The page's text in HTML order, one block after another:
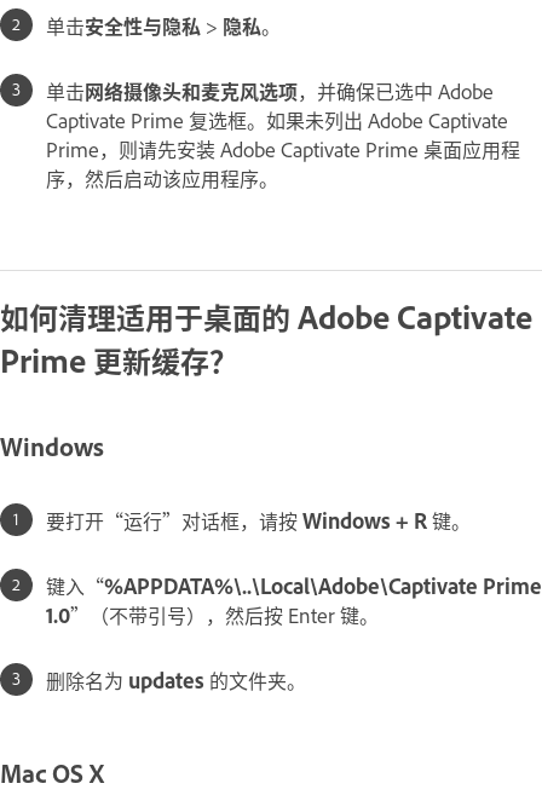
单击安全性与隐私 > 隐私。
单击网络摄像头和麦克风选项，并确保已选中 Adobe
Captivate Prime 复选框。如果未列出 Adobe Captivate
Prime，则请先安装 Adobe Captivate Prime 桌面应用程
序，然后启动该应用程序。
如何清理适用于桌面的 Adobe Captivate
Prime 更新缓存？
Windows
要打开“运行”对话框，请按Windows + R键。
键入“%APPDATA%\..\Local\Adobe\Captivate Prime
1.0”（不带引号），然后按 Enter 键。
删除名为 updates 的文件夹。
Mac OS X